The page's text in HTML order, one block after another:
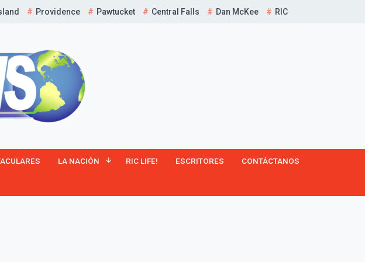
Providence Pawtucket Central Falls Dan McKee RIC
LA NACIÓN RIC LIFE! ESCRITORES CONTÁCTANOS
¡Suscríbete y Vive la
Experiencia!